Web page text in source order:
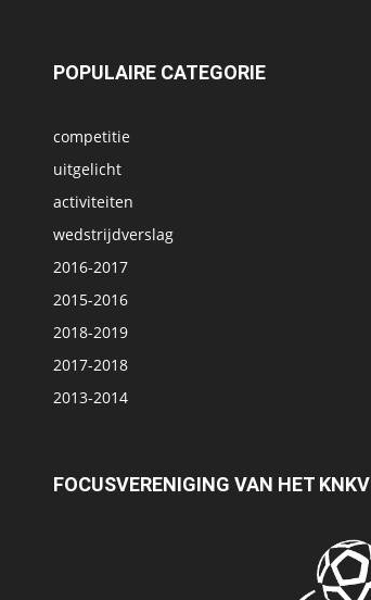
POPULAIRE CATEGORIE
competitie
uitgelicht
activiteiten
wedstrijdverslag
2016-2017
2015-2016
2018-2019
2017-2018
2013-2014
FOCUSVERENIGING VAN HET KNKV